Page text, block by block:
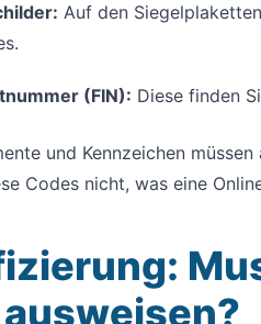
Auf den
(FIN): Diese finden
und Kennzeichen
Codes nicht, was eine